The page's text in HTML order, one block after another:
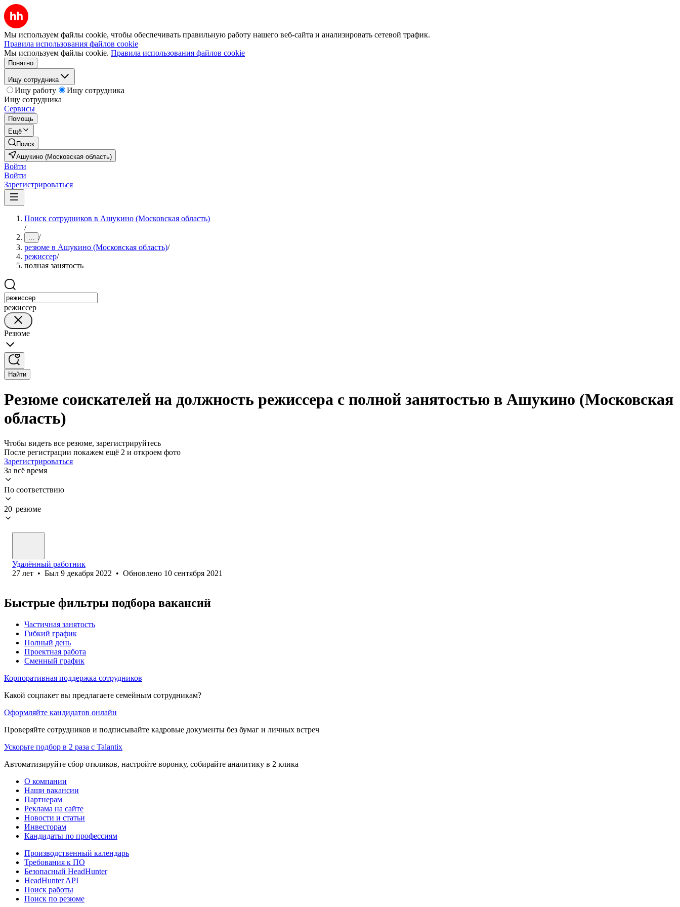
Мы используем файлы cookie, чтобы обеспечивать правильную работу нашего веб-сайта и анализировать сетевой трафик.
Правила использования файлов cookie
Мы используем файлы cookie. Правила использования файлов cookie
Понятно
Ищу сотрудника
Ищу работу
Ищу сотрудника
Ищу сотрудника
Сервисы
Помощь
Ещё
Поиск
Ашукино (Московская область)
Войти
Войти
Зарегистрироваться
Поиск сотрудников в Ашукино (Московская область)
/
... /
резюме в Ашукино (Московская область)/
режиссер/
полная занятость
режиссер
Резюме
Найти
Резюме соискателей на должность режиссера с полной занятостью в Ашукино (Московская
область)
Чтобы видеть все резюме, зарегистрируйтесь
После регистрации покажем ещё 2 и откроем фото
Зарегистрироваться
За всё время
По соответствию
20 резюме
Удалённый работник
27 лет • Был 9 декабря 2022 • Обновлено 10 сентября 2021
Быстрые фильтры подбора вакансий
Частичная занятость
Гибкий график
Полный день
Проектная работа
Сменный график
Корпоративная поддержка сотрудников
Какой соцпакет вы предлагаете семейным сотрудникам?
Оформляйте кандидатов онлайн
Проверяйте сотрудников и подписывайте кадровые документы без бумаг и личных встреч
Ускорьте подбор в 2 раза с Talantix
Автоматизируйте сбор откликов, настройте воронку, собирайте аналитику в 2 клика
О компании
Наши вакансии
Партнерам
Реклама на сайте
Новости и статьи
Инвесторам
Кандидаты по профессиям
Производственный календарь
Требования к ПО
Безопасный HeadHunter
HeadHunter API
Поиск работы
Поиск по резюме